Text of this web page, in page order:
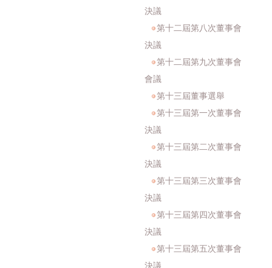
決議
第十二屆第八次董事會
決議
第十二屆第九次董事會
會議
第十三屆董事選舉
第十三屆第一次董事會
決議
第十三屆第二次董事會
決議
第十三屆第三次董事會
決議
第十三屆第四次董事會
決議
第十三屆第五次董事會
決議